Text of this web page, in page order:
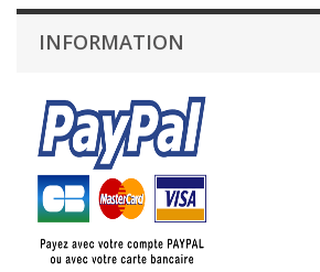
INFORMATION